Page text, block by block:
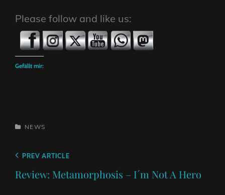
Please follow and like us:
Gefällt mir:
CATEGORIES
NEWS
Beitragsnavigation
Previous
PREV ARTICLE
Review: Metamorphosis – I´m Not A Hero